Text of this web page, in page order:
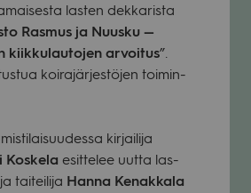
las­ten dek­ka­rista
Ras­mus ja Nuusku —
kiik­ku­lau­to­jen arvoi­tus”.
koi­ra­jär­jes­tö­jen toi­min­
kir­jai­lija
Kos­kela esit­te­lee uutta las­
tai­tei­lija Hanna Kenak­kala